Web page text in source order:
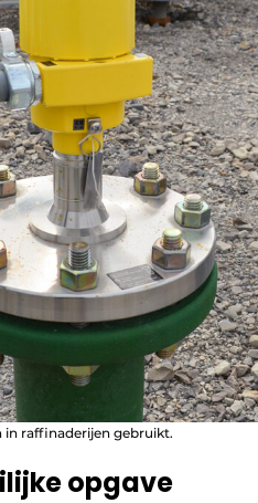
in raffinaderijen gebruikt.
opgave